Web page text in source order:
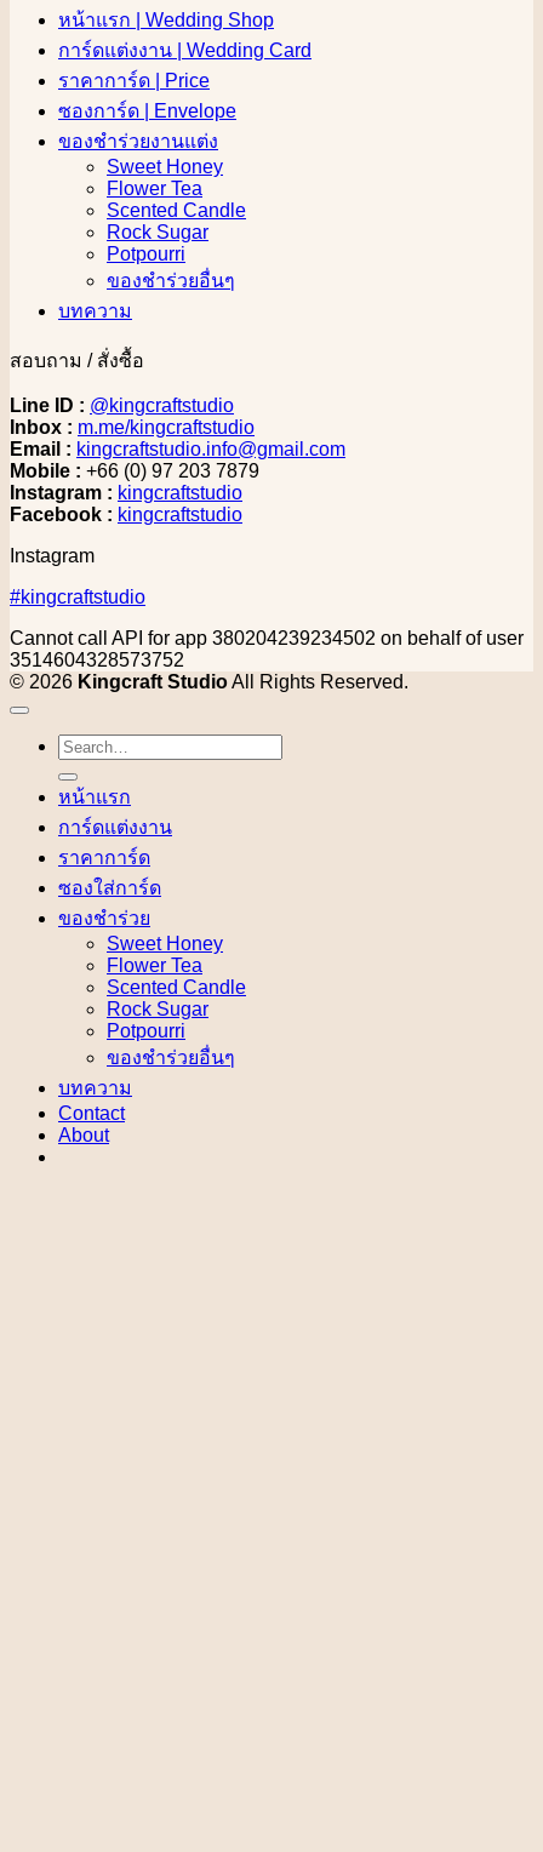
หน้าแรก | Wedding Shop
การ์ดแต่งงาน | Wedding Card
ราคาการ์ด | Price
ซองการ์ด | Envelope
ของชำร่วยงานแต่ง
Sweet Honey
Flower Tea
Scented Candle
Rock Sugar
Potpourri
ของชำร่วยอื่นๆ
บทความ
สอบถาม / สั่งซื้อ
Line ID : @kingcraftstudio
Inbox : m.me/kingcraftstudio
Email : kingcraftstudio.info@gmail.com
Mobile : +66 (0) 97 203 7879
Instagram : kingcraftstudio
Facebook : kingcraftstudio
Instagram
#kingcraftstudio
Cannot call API for app 380204239234502 on behalf of user
3514604328573752
© 2026 Kingcraft StudioAll Rights Reserved.
Search
for:
หน้าแรก
การ์ดแต่งงาน
ราคาการ์ด
ซองใส่การ์ด
ของชำร่วย
Sweet Honey
Flower Tea
Scented Candle
Rock Sugar
Potpourri
ของชำร่วยอื่นๆ
บทความ
Contact
About